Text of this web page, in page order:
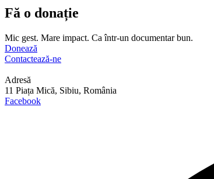
Fă o donație
Mic gest. Mare impact. Ca într-un documentar bun.
Donează
Contactează-ne
Adresă
11 Piața Mică, Sibiu, România
Facebook